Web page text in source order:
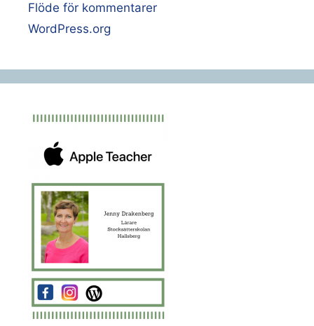
Flöde för kommentarer
WordPress.org